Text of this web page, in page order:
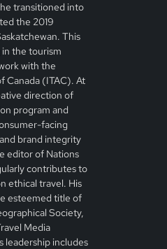
transitioned into
the 2019
This
the tourism
with the
Canada (ITAC). At
direction of
program and
facing
brand integrity
editor of Nations
contributes to
ethical travel. His
esteemed title of
Society,
Media
leadership includes